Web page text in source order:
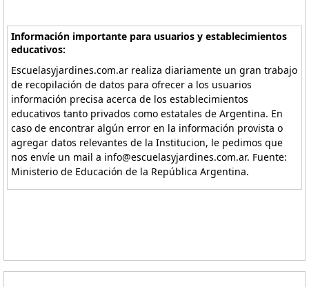
Información importante para usuarios y establecimientos
educativos:
Escuelasyjardines.com.ar realiza diariamente un gran trabajo
de recopilación de datos para ofrecer a los usuarios
información precisa acerca de los establecimientos
educativos tanto privados como estatales de Argentina. En
caso de encontrar algún error en la información provista o
agregar datos relevantes de la Institucion, le pedimos que
nos envíe un mail a info@escuelasyjardines.com.ar. Fuente:
Ministerio de Educación de la República Argentina.